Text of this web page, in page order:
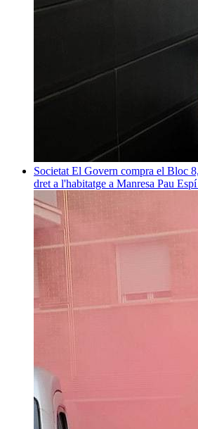
Societat El Govern compra el Bloc
dret a l'habitatge a Manresa Pau